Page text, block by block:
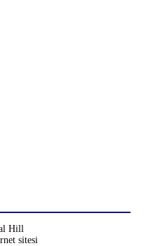
Hill
sitesi